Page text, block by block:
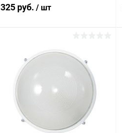
325 руб. / шт
Купить в 1 клик Сравнение